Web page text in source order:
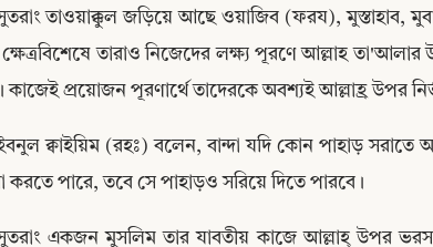
তাওয়াক্কুল জড়িয়ে আছে ওয়াজিব (ফরয), মুস্তাহাব,
তারাও নিজেদের লক্ষ্য পূরণে আল্লাহ
কাজেই প্রয়োজন পূরণার্থে তাদেরকে অবশ্যই আল্লাহ্র উপর
ক্বাইয়িম (রহঃ) বলেন, বান্দা যদি কোন পাহাড়
করতে পারে, তবে সে পাহাড়ও সরিয়ে দিতে পারবে।
একজন মুসলিম তার যাবতীয় কাজে আল্লাহ্ উপর